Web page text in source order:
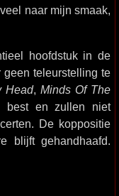
naar mijn smaak,
hoofdstuk in de
teleurstelling te
Head,Minds Of The
en zullen niet
De koppositie
blijft gehandhaafd.